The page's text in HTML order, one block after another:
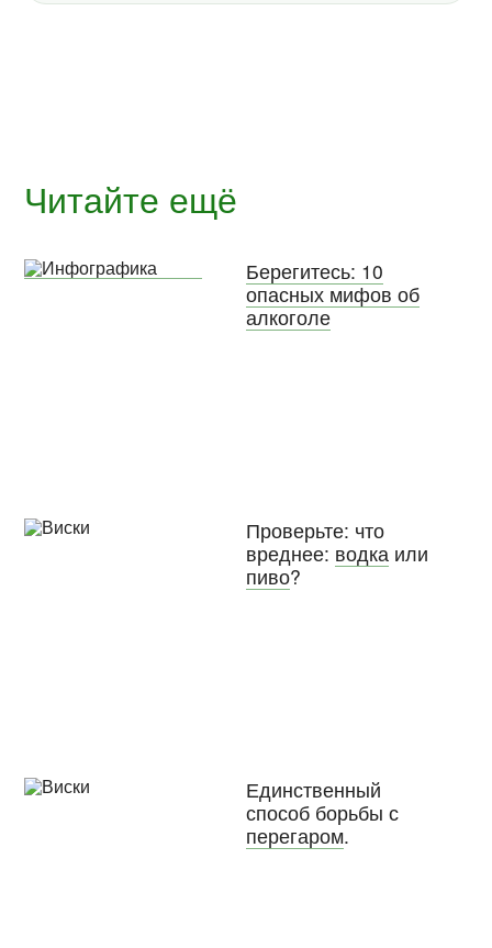
Читайте ещё
Берегитесь: 10
опасных мифов об
алкоголе
Проверьте: что
вреднее: водкаили
пиво?
Единственный
способ борьбы с
перегаром.